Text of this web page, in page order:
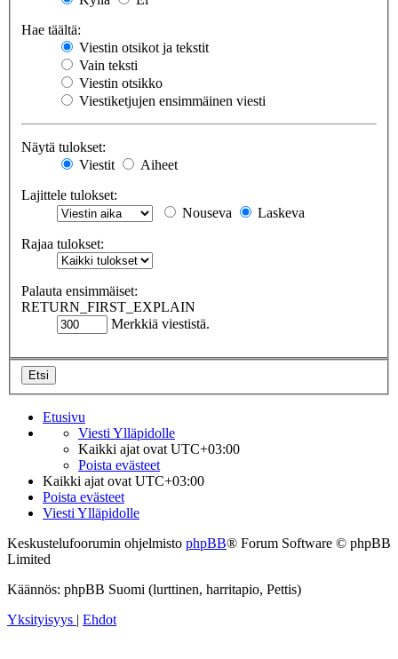
Hae täältä:
Viestin otsikot ja tekstit
Vain teksti
Viestin otsikko
Viestiketjujen ensimmäinen viesti
Näytä tulokset:
Viestit
Aiheet
Lajittele tulokset:
Nouseva
Laskeva
Rajaa tulokset:
Palauta ensimmäiset:
RETURN_FIRST_EXPLAIN
Merkkiä viestistä.
Etusivu
Viesti Ylläpidolle
Kaikki ajat ovat UTC+03:00
Poista evästeet
Kaikki ajat ovat UTC+03:00
Poista evästeet
Viesti Ylläpidolle
Keskustelufoorumin ohjelmisto phpBB® Forum Software © phpBB
Limited
Käännös: phpBB Suomi (lurttinen, harritapio, Pettis)
Yksityisyys | Ehdot